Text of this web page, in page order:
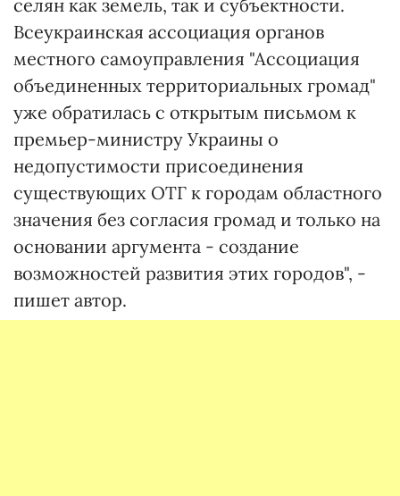
селян как земель, так и субъектности.
Всеукраинская ассоциация органов
местного самоуправления "Ассоциация
объединенных территориальных громад"
уже обратилась с открытым письмом к
премьер-министру Украины о
недопустимости присоединения
существующих ОТГ к городам областного
значения без согласия громад и только на
основании аргумента - создание
возможностей развития этих городов", -
пишет автор.